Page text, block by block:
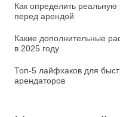
Как определить
перед арендой
Какие дополнительные
в 2025 году
Топ-5 лайфхаков для
арендаторов